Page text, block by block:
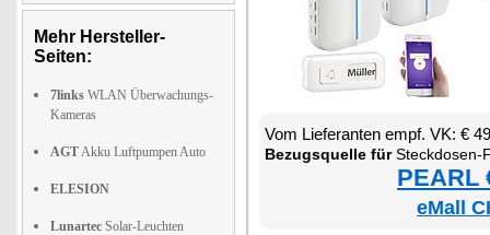
Mehr Hersteller-
Seiten:
7links WLAN Überwachungs-
Kameras
AGTAkku Luftpumpen Auto
ELESION
Lunartec Solar-Leuchten
Vom Lie­fe­ran­ten empf. VK: €
Be­zugs­quel­le fürSteck­do­sen-Funk­klin­gel mit
PEARL
eMall